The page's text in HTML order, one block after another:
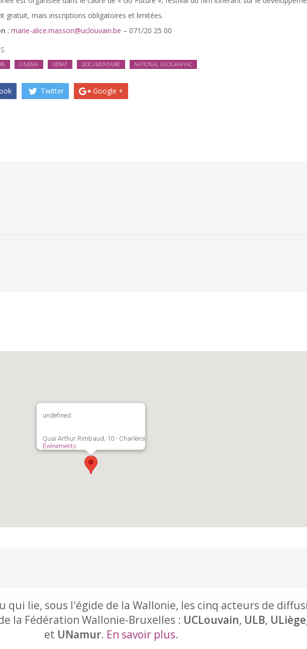
gratuit, mais inscriptions obligatoires et limitées.
: marie-alice.masson@uclouvain.be – 071/20 25 00
CINÉMA DÉBAT DOCUMENTAIRE NATIONAL GEOGRAPHIC
Twitter Google +
undefined
Quai Arthur Rimbaud, 10 - Charleroi
Événements
qui lie, sous l'égide de la Wallonie, les cinq acteurs de
la Fédération Wallonie-Bruxelles : UCLouvain, ULB, ULiège
et UNamur. En savoir plus.